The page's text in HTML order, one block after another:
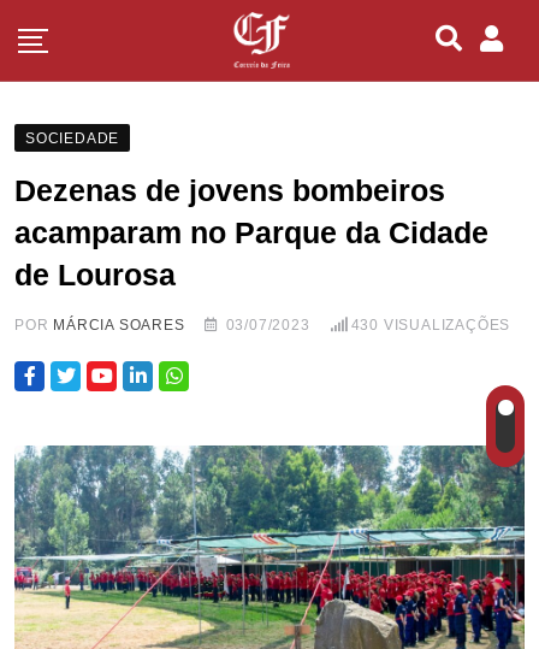
SOCIEDADE
Dezenas de jovens bombeiros
acamparam no Parque da Cidade
de Lourosa
POR MÁRCIA SOARES 03/07/2023 430 VISUALIZAÇÕES